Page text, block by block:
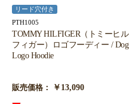
リード穴付き
PTH1005
TOMMY HILFIGER（トミーヒル
フィガー）ロゴフーディー / Dog
Logo Hoodie
販売価格： ￥13,090